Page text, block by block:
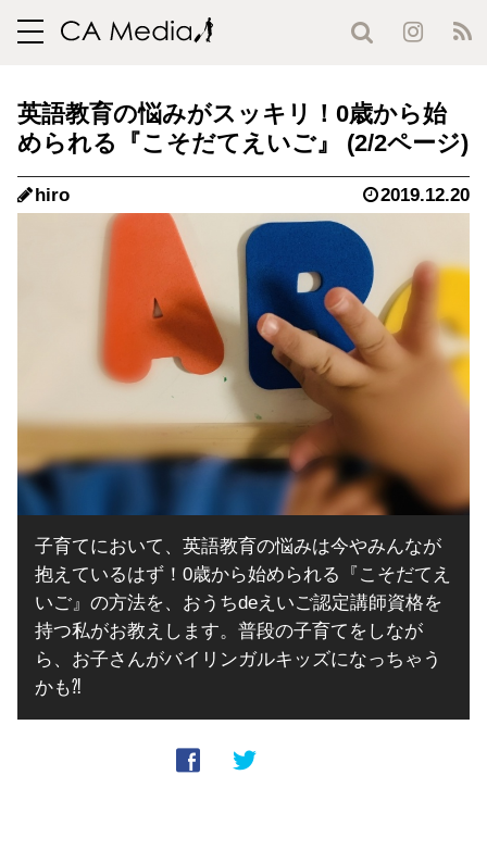
toggle
英語教育の悩みがスッキリ！0歳から始
められる『こそだてえいご』 (2/2ページ)
hiro 2019.12.20
子育てにおいて、英語教育の悩みは今やみんなが
抱えているはず！0歳から始められる『こそだてえ
いご』の方法を、おうちdeえいご認定講師資格を
持つ私がお教えします。普段の子育てをしなが
ら、お子さんがバイリンガルキッズになっちゃう
かも⁈